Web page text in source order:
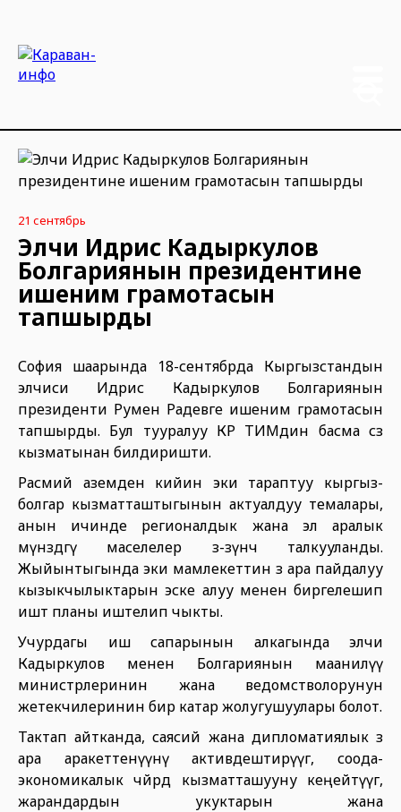
21 сентябрь
Элчи Идрис Кадыркулов
Болгариянын президентине
ишеним грамотасын
тапшырды
София шаарында 18-сентябрда Кыргызстандын
элчиси Идрис Кадыркулов Болгариянын
президенти Румен Радевге ишеним грамотасын
тапшырды. Бул тууралуу КР ТИМдин басма сөз
кызматынан билдиришти.
Расмий аземден кийин эки тараптуу кыргыз-
болгар кызматташтыгынын актуалдуу темалары,
анын ичинде регионалдык жана эл аралык
мүнөздөгү маселелер өз-өзүнчө талкууланды.
Жыйынтыгында эки мамлекеттин өз ара пайдалуу
кызыкчылыктарын эске алуу менен биргелешип
иштөө планы иштелип чыкты.
Учурдагы иш сапарынын алкагында элчи
Кадыркулов менен Болгариянын маанилүү
министрлеринин жана ведомстволорунун
жетекчилеринин бир катар жолугушуулары болот.
Тактап айтканда, саясий жана дипломатиялык өз
ара аракеттенүүнү активдештирүүгө, соода-
экономикалык чөйрөдө кызматташууну кеңейтүүгө,
жарандардын укуктарын жана